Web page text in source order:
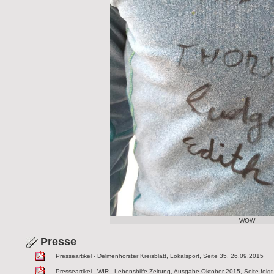
WOW
Presse
Presseartikel - Delmenhorster Kreisblatt, Lokalsport, Seite 35, 26.09.2015
Presseartikel - WIR - Lebenshilfe-Zeitung, Ausgabe Oktober 2015, Seite folgt